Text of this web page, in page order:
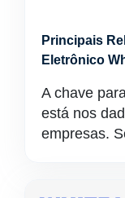
Principais
Eletrônico
A chave
está nos
empresas.